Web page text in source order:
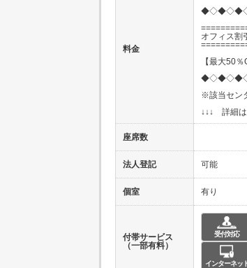
料金
オフィス割
【最大50
※該当セン
↓↓↓ 詳細
座席数
法人登記 可能
個室 有り
付帯サービス
（一部有料）
受付対応
インターネッ